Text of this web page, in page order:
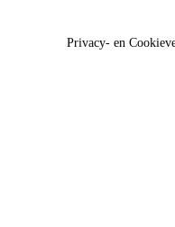
Privacy- en